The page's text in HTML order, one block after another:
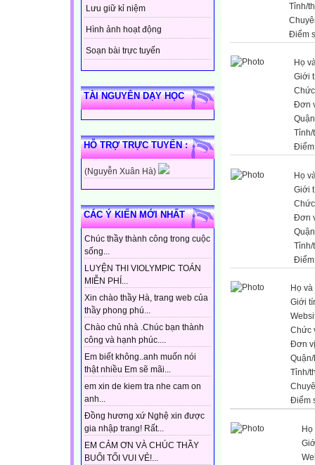
Lưu giữ kỉ niệm
Hình ảnh hoạt động
Soạn bài trực tuyến
TÀI NGUYÊN DẠY HỌC
HỖ TRỢ TRỰC TUYẾN :
(Nguyễn Xuân Hà)
CÁC Ý KIẾN MỚI NHẤT
Chúc thầy thành công trong cuộc
sống...
LUYỆN THI VIOLYMPIC TOÁN
MIỄN PHÍ...
Xin chào thầy Hà, trang web của
thầy phong phú...
Chào chủ nhà .Chúc bạn thành
công và hạnh phúc....
Em biết không..anh muốn nói
thật nhiều Em sẽ mãi...
em xin de kiem tra nhe cam on
anh...
Đồng hương xứ Nghệ xin được
gia nhập trang! Rất...
EM CẢM ƠN VÀ CHÚC THẦY
BUỔI TỐI VUI VẺ!...
Tỉnh/
Điểm
Họ
Giới
Đơn
Tỉnh/
Họ
Giới
Đơn
Tỉnh/
Họ và
Giới
Chức
Đơn vị
Tỉnh/
Điểm
Họ